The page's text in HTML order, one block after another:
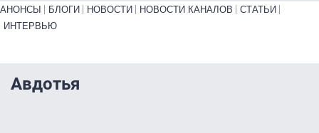
Primary links bottom
АНОНСЫ БЛОГИ НОВОСТИ НОВОСТИ КАНАЛОВ
СТАТЬИ
ИНТЕРВЬЮ
Авдотья